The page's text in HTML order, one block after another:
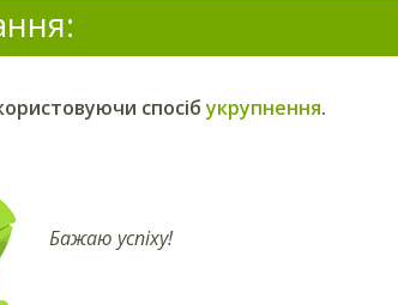
спосібукрупнення.
Бажаю успіху!